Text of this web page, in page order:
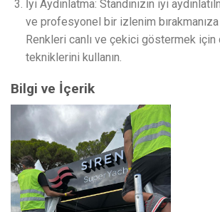
İyi Aydınlatma: Standınızın iyi
ve profesyonel bir izlenim bırakmanıza
Renkleri canlı ve çekici göstermek için
tekniklerini kullanın.
Bilgi ve İçerik